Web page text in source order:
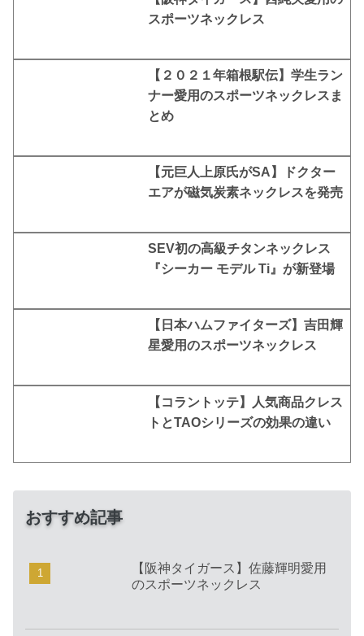
スポーツネックレス
【２０２１年箱根駅伝】学生ラン
ナー愛用のスポーツネックレスま
とめ
【元巨人上原氏がSA】ドクター
エアが磁気炭素ネックレスを発売
SEV初の高級チタンネックレス
『シーカー モデル Ti』が新登場
【日本ハムファイターズ】吉田輝
星愛用のスポーツネックレス
【コラントッテ】人気商品クレス
トとTAOシリーズの効果の違い
おすすめ記事
【阪神タイガース】佐藤輝明愛用
のスポーツネックレス